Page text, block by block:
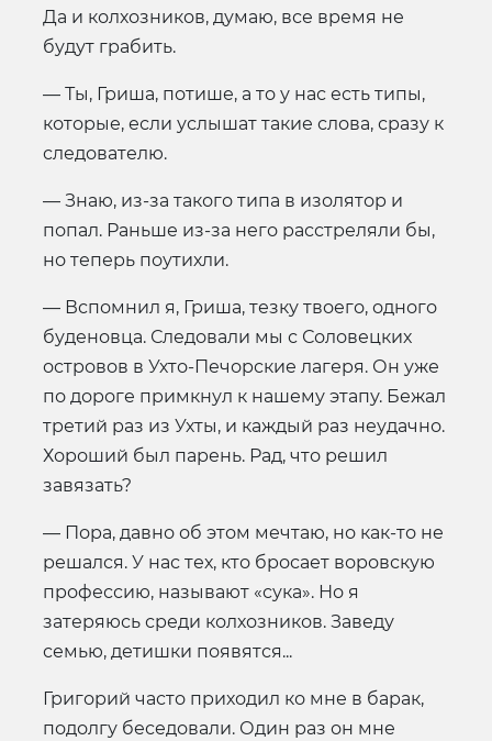
Да и колхозников, думаю, все время не
будут грабить.
— Ты, Гриша, потише, а то у нас есть типы,
которые, если услышат такие слова, сразу к
следователю.
— Знаю, из-за такого типа в изолятор и
попал. Раньше из-за него расстреляли бы,
но теперь поутихли.
— Вспомнил я, Гриша, тезку твоего, одного
буденовца. Следовали мы с Соловецких
островов в Ухто-Печорские лагеря. Он уже
по дороге примкнул к нашему этапу. Бежал
третий раз из Ухты, и каждый раз неудачно.
Хороший был парень. Рад, что решил
завязать?
— Пора, давно об этом мечтаю, но как-то не
решался. У нас тех, кто бросает воровскую
профессию, называют «сука». Но я
затеряюсь среди колхозников. Заведу
семью, детишки появятся...
Григорий часто приходил ко мне в барак,
подолгу беседовали. Один раз он мне